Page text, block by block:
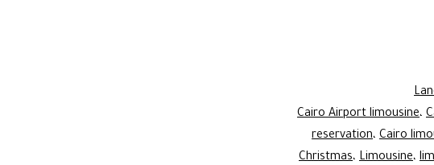
Cairo Airport limousine،
reservation، Cairo
Christmas، Limousine،